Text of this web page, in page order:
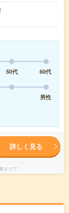
50代
60代
男性
詳しく見る
エリア